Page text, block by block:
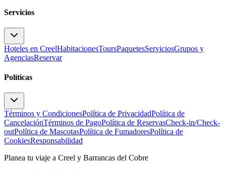
Servicios
Hoteles en CreelHabitacionesToursPaquetesServiciosGrupos y
AgenciasReservar
Políticas
Términos y CondicionesPolítica de PrivacidadPolítica de
CancelaciónTérminos de PagoPolítica de ReservasCheck-in/Check-
outPolítica de MascotasPolítica de FumadoresPolítica de
CookiesResponsabilidad
Planea tu viaje a Creel y Barrancas del Cobre